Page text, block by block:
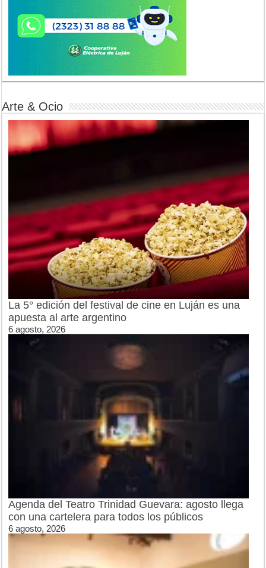
Arte & Ocio
La 5° edición del festival de cine en Luján es una
apuesta al arte argentino
6 agosto, 2026
Agenda del Teatro Trinidad Guevara: agosto llega
con una cartelera para todos los públicos
6 agosto, 2026